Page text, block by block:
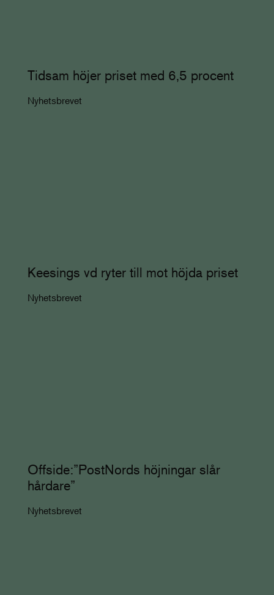
Tidsam höjer priset med 6,5 procent
Nyhetsbrevet
Keesings vd ryter till mot höjda priset
Nyhetsbrevet
Offside:”PostNords höjningar slår
hårdare”
Nyhetsbrevet